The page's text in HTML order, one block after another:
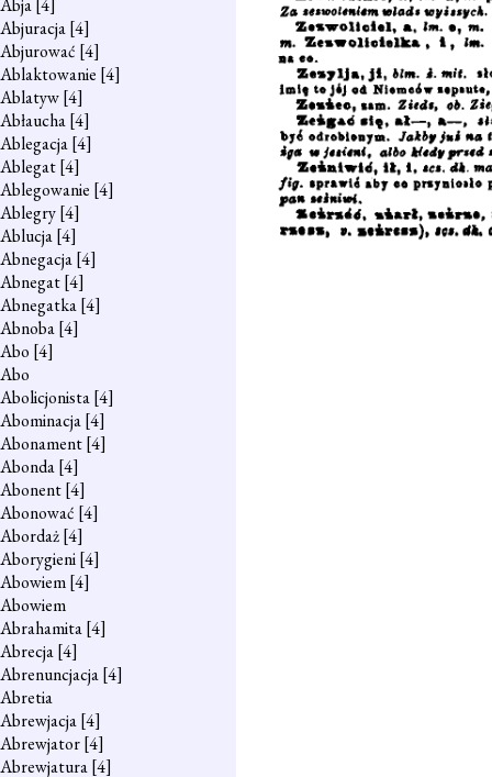
Abja[4]
Abjuracja[4]
Abjurować [4]
Ablaktowanie [4]
Ablatyw[4]
Abłaucha[4]
Ablegacja[4]
Ablegat[4]
Ablegowanie [4]
Ablegry[4]
Ablucja[4]
Abnegacja[4]
Abnegat[4]
Abnegatka[4]
Abnoba[4]
Abo [4]
Abo
Abolicjonista[4]
Abominacja[4]
Abonament[4]
Abonda[4]
Abonent[4]
Abonować [4]
Abordaż[4]
Aborygieni[4]
Abowiem[4]
Abowiem
Abrahamita[4]
Abrecja[4]
Abrenuncjacja[4]
Abretia
Abrewjacja[4]
Abrewjator[4]
Abrewjatura[4]